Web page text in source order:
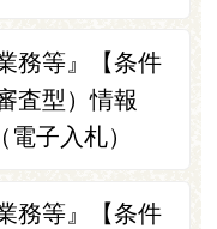
務等』【条件
査型）情報
子入札）
務等』【条件